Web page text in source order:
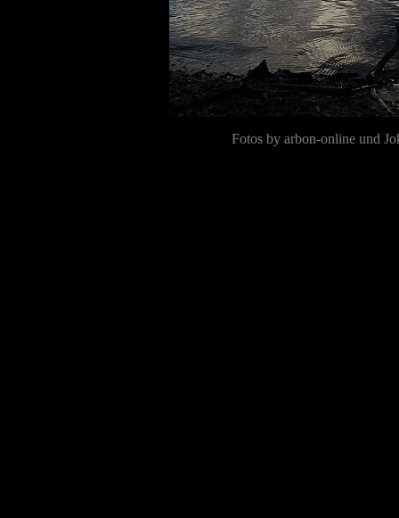
Fotos by arbon-online und